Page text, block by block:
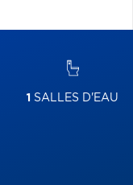
1 SALLES D'EAU